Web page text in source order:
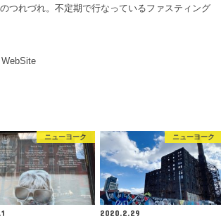
つれづれ。不定期で行なっているファスティング
WebSite
ニューヨーク ニューヨーク
2020.2.29